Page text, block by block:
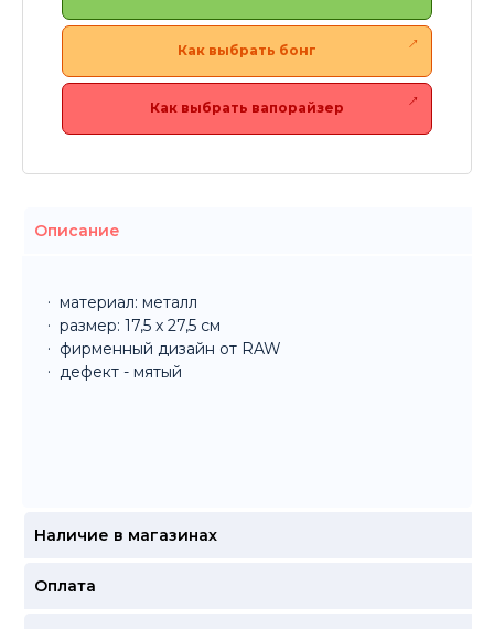
Как выбрать бонг
Как выбрать вапорайзер
Описание
материал: металл
размер: 17,5 x 27,5 см
фирменный дизайн от RAW
дефект - мятый
Наличие в магазинах
Оплата